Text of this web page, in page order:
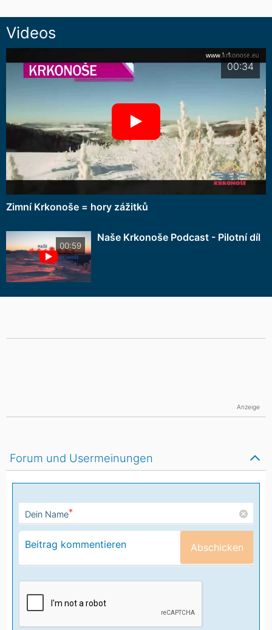
Videos
00:34
Zimní Krkonoše = hory zážitků
00:59
Naše Krkonoše Podcast - Pilotní díl
Forum und Usermeinungen
Dein Name*
Abschicken
Anzeige